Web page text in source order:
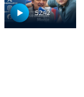
52:42